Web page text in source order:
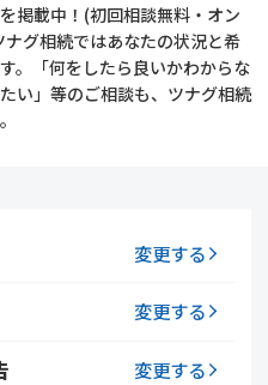
相続登記
遺留分侵害額請求
相続人調査
コラム
相続手続き
相続登記
掲載中！(初回相談無料・オン
グ相続ではあなたの状況と希
。「何をしたら良いかわからな
い」等のご相談も、ツナグ相続
変更する
変更する
変更する